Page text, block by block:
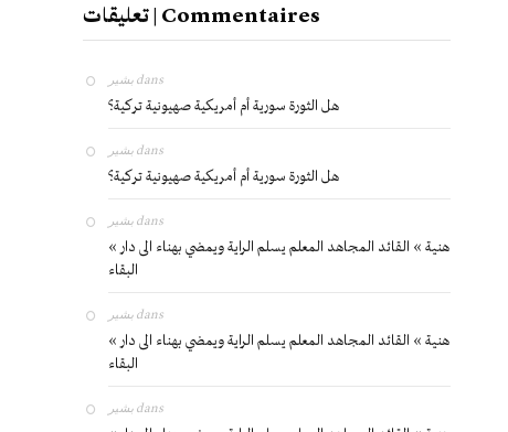
تعليقات | Commentaires
بشير dans
هل الثورة سورية أم أمريكية صهيونية تركية؟
بشير dans
هل الثورة سورية أم أمريكية صهيونية تركية؟
بشير dans
« هنية » القائد المجاهد المعلم يسلم الراية ويمضي بهناء الى دار
البقاء
بشير dans
« هنية » القائد المجاهد المعلم يسلم الراية ويمضي بهناء الى دار
البقاء
بشير dans